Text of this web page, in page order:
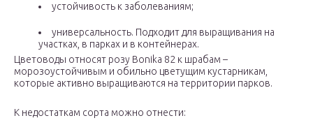
устойчивость к заболеваниям;
универсальность. Подходит для выращивания на
участках, в парках и в контейнерах.
Цветоводы относят розу Bonika 82 к шрабам –
морозоустойчивым и обильно цветущим кустарникам,
которые активно выращиваются на территории парков.
К недостаткам сорта можно отнести: